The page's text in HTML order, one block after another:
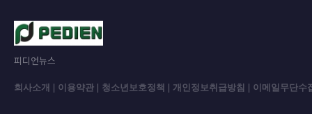
피디언뉴스
회사소개 | 이용약관 | 청소년보호정책 | 개인정보취급방침 | 이메일무단수